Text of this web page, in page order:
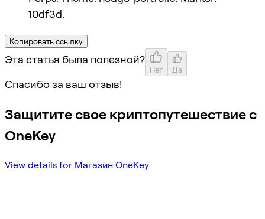
10df3d.
Копировать ссылку
Эта статья была полезной?
Нет Да
Спасибо за ваш отзыв!
Защитите свое криптопутешествие с
OneKey
View details for Магазин OneKey